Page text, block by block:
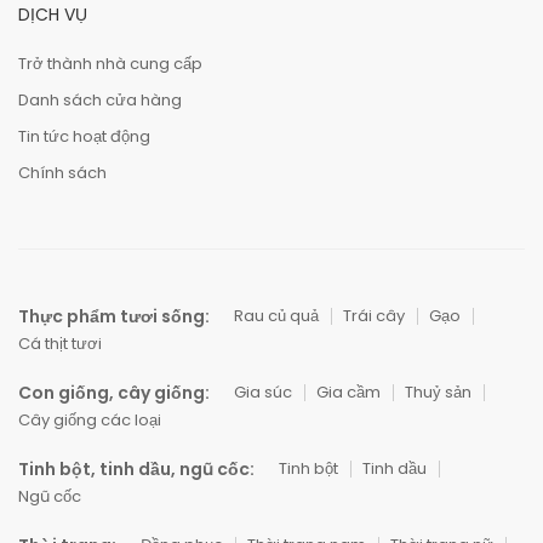
DỊCH VỤ
Trở thành nhà cung cấp
Danh sách cửa hàng
Tin tức hoạt động
Chính sách
Thực phẩm tươi sống: Rau củ quả Trái cây
Gạo
Cá thịt tươi
Con giống, cây giống: Gia súc Gia cầm
Thuỷ sản
Cây giống các loại
Tinh bột, tinh dầu, ngũ cốc: Tinh bột
Tinh dầu
Ngũ cốc